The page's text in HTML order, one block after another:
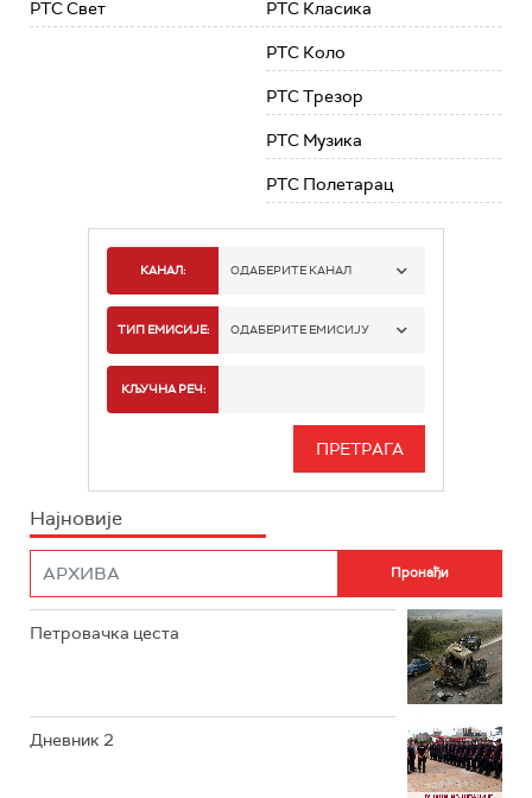
РТС Свет РТС Класика
РТС Коло
РТС Трезор
РТС Музика
РТС Полетарац
КАНАЛ: ОДАБЕРИТЕ КАНАЛ
РТС 1
РТС 3
ТИП ЕМИСИЈЕ: ОДАБЕРИТЕ ЕМИСИЈУ
ИНФО
КЉУЧНА РЕЧ:
Најновије
Петровачка цеста
Дневник 2